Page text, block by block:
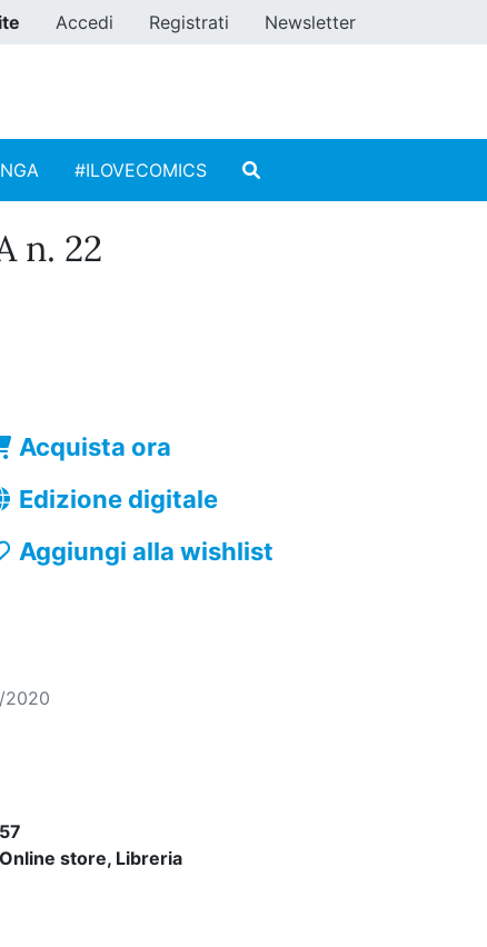
Accedi Registrati Newsletter
#ILOVECOMICS
n. 22
Acquista ora
Edizione digitale
Aggiungi alla wishlist
2020
store, Libreria